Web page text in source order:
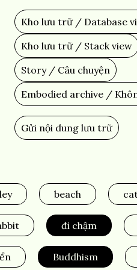
main
content
Main
navigation
Kho lưu trữ / Database
Kho lưu trữ / Stack view
Story / Câu chuyện
Embodied archive /
Add
Gửi nội dung lưu trữ
beach
đi chậm
Buddhism